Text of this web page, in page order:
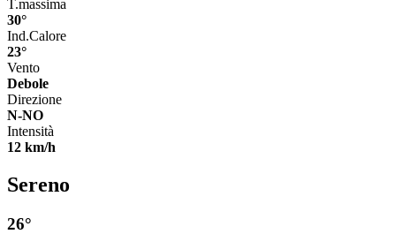
T.massima
30°
Ind.Calore
23°
Vento
Debole
Direzione
N-NO
Intensità
12 km/h
Sereno
26°